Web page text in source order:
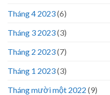
Tháng 4 2023(6)
Tháng 3 2023(3)
Tháng 2 2023(7)
Tháng 1 2023(3)
Tháng mười một 2022 (9)